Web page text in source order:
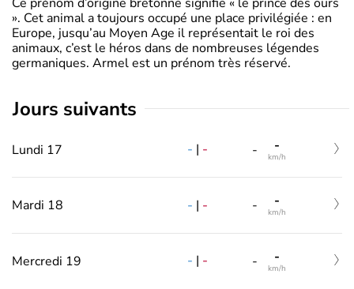
». Cet animal a toujours occupé une place privilégiée : en
Europe, jusqu’au Moyen Age il représentait le roi des
animaux, c’est le héros dans de nombreuses légendes
germaniques. Armel est un prénom très réservé.
jours suivants
Lundi 17 - | - - -
km/h
Mardi 18 - | - - -
km/h
Mercredi 19 - | - - -
km/h